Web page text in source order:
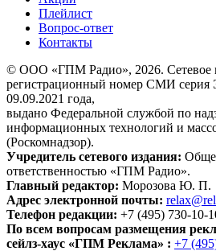
Плейлист
Вопрос-ответ
Контакты
© ООО «ГПМ Радио», 2026. Сетевое
регистрационный номер СМИ
09.09.2021 года,
выдано Федеральной службой по
информационных технологий и
(Роскомнадзор).
Учредитель сетевого издания:
ответственностью «ГПМ Радио».
Главный редактор: Морозова Ю. П.
Адрес электронной почты:
Телефон редакции: +7 (495) 730-10-
По всем вопросам размещения
сейлз-хаус «ГПМ Реклама» : +7